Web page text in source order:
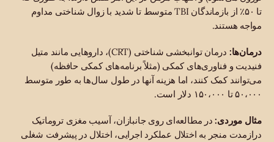
تا ۵۰٪ از بازماندگان TBI متوسط تا شدید با زوال شناختی مداوم
مواجه هستند.
درمان‌ها:
درمان توانبخشی شناختی (CRT)، داروهایی مانند متیل
فنیدیت و فناوری‌های کمکی (مثلاً برنامه‌های کمکی حافظه)
می‌توانند کمک کنند، اما هزینه آنها در طول سال‌ها به طور متوسط
۵۰،۰۰۰ تا ۱۵۰،۰۰۰ دلار است.
مثال موردی:در مطالعه‌ای روی جانبازان، آسیب مغزی تروماتیک
درازمدت منجر به اختلال عملکرد اجرایی، اختلال در پیشرفت شغلی